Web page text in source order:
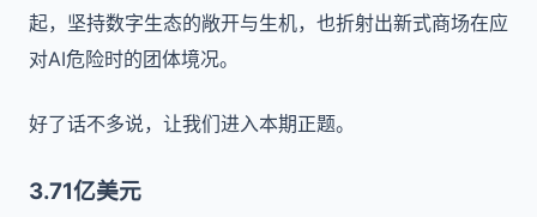
起，坚持数字生态的敞开与生机，也折射出新式商场在应
对AI危险时的团体境况。
好了话不多说，让我们进入本期正题。
3.71亿美元